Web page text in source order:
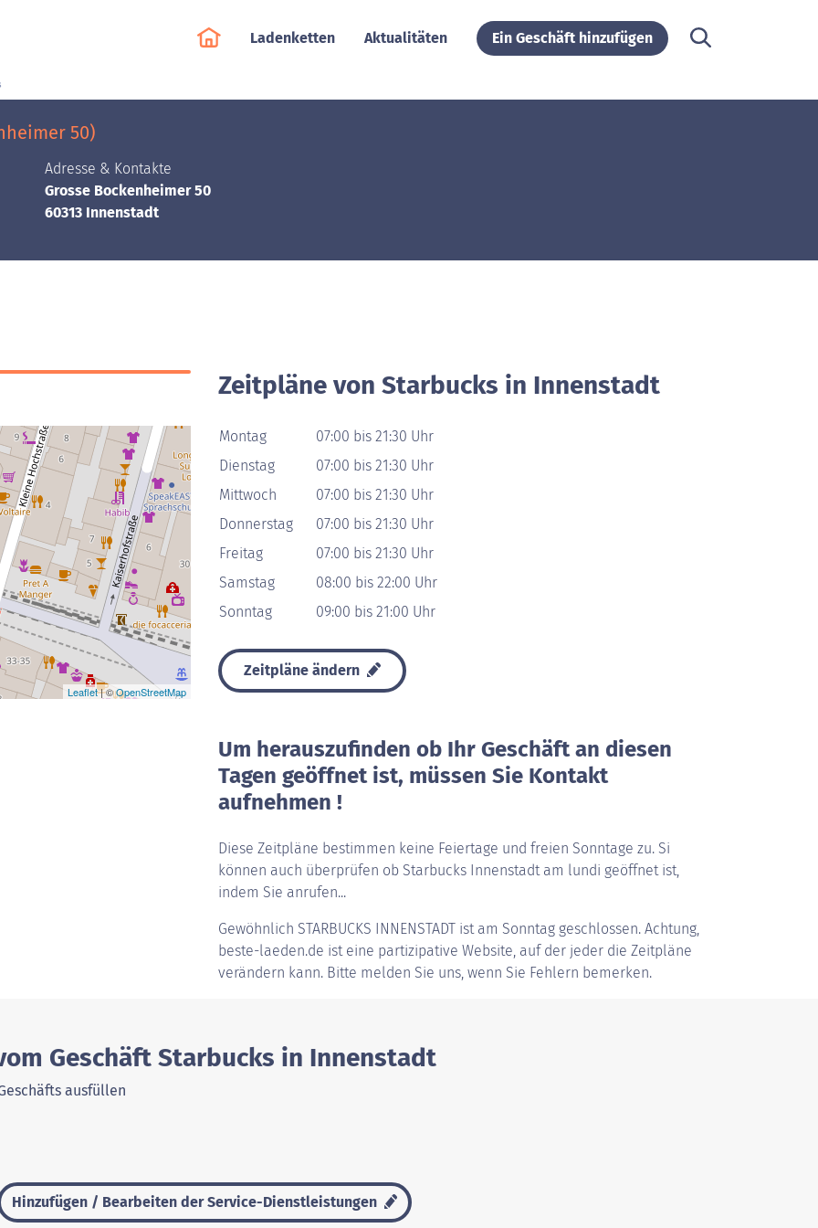
Ladenketten Aktualitäten Ein Geschäft hinzufügen
50)
Adresse & Kontakte
Grosse Bockenheimer 50
60313 Innenstadt
Leaflet| ©OpenStreetMap
Zeitpläne von Starbucks in Innenstadt
Montag
07:00 bis 21:30 Uhr
Dienstag
07:00 bis 21:30 Uhr
Mittwoch
07:00 bis 21:30 Uhr
Donnerstag
07:00 bis 21:30 Uhr
Freitag
07:00 bis 21:30 Uhr
Samstag
08:00 bis 22:00 Uhr
Sonntag
09:00 bis 21:00 Uhr
Zeitpläne ändern
Um herauszufinden ob Ihr Geschäft an diesen
Tagen geöffnet ist, müssen Sie Kontakt
aufnehmen !
Diese Zeitpläne bestimmen keine Feiertage und freien Sonntage zu. Si
können auch überprüfen ob Starbucks Innenstadt am lundi geöffnet ist,
indem Sie anrufen...
Gewöhnlich STARBUCKS INNENSTADT ist am Sonntag geschlossen. Achtung,
beste-laeden.de ist eine partizipative Website, auf der jeder die Zeitpläne
verändern kann. Bitte melden Sie uns, wenn Sie Fehlern bemerken.
Geschäft Starbucks in Innenstadt
ausfüllen
Hinzufügen / Bearbeiten der Service-Dienstleistungen